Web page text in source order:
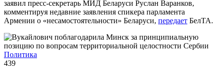
заявил пресс-секретарь МИД Беларуси Руслан Варанков,
комментируя недавние заявления спикера парламента
Армении о «несамостоятельности» Беларуси, передает БелТА.
Политика
439